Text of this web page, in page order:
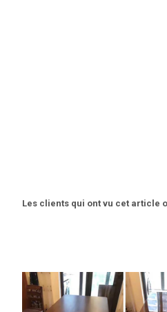
Les clients qui ont vu cet article